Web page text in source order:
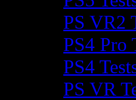
PS VR2
PS4 Pro
PS4
PS VR